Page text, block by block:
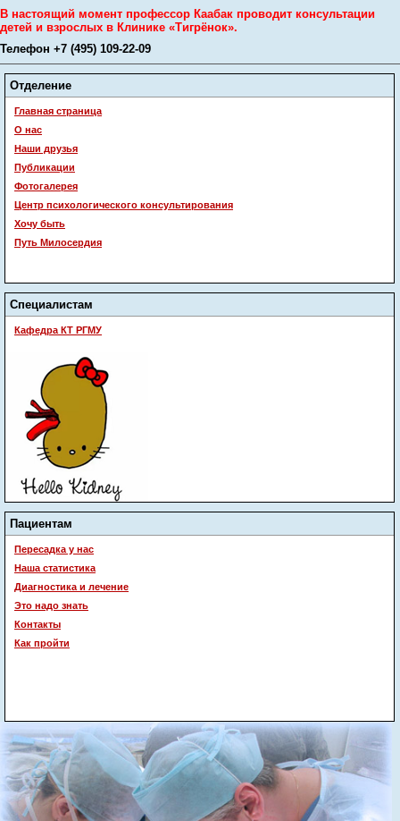
В настоящий момент профессор Каабак проводит консультации
детей и взрослых в Клинике «Тигрёнок».
Телефон +7 (495) 109-22-09
Отделение
Главная страница
О нас
Наши друзья
Публикации
Фотогалерея
Центр психологического консультирования
Хочу быть
Путь Милосердия
Специалистам
Кафедра КТ РГМУ
Пациентам
Пересадка у нас
Наша статистика
Диагностика и лечение
Это надо знать
Контакты
Как пройти